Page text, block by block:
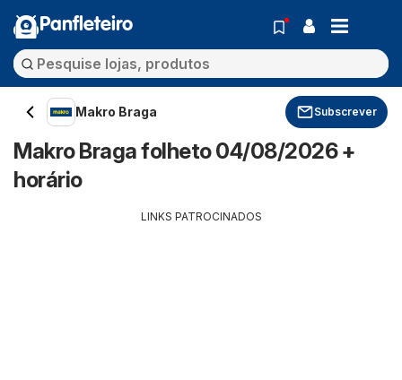
Panfleteiro
Makro Braga Subscrever
Makro Braga folheto 04/08/2026 +
horário
LINKS PATROCINADOS